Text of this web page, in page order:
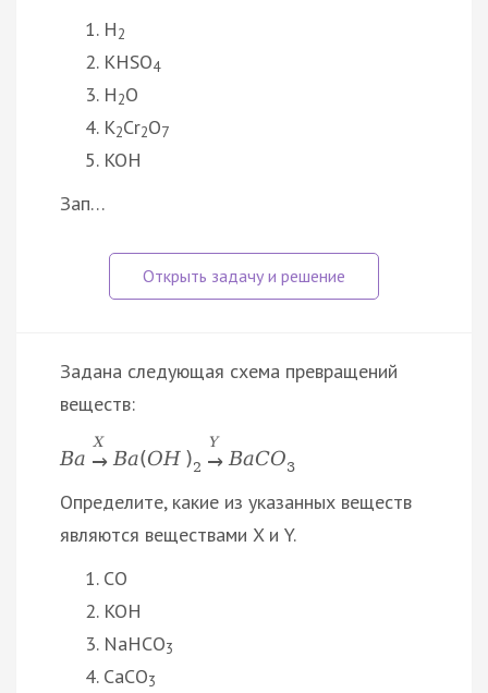
H2
KHSO4
H2O
K2Cr2O7
KOH
Зап…
Задана следующая схема превращений
веществ:
Ba
X
→ Ba(OH )2
Y
→ BaCO3
Определите, какие из указанных веществ
являются веществами X и Y.
CO
KOH
NaHCO3
CaCO3